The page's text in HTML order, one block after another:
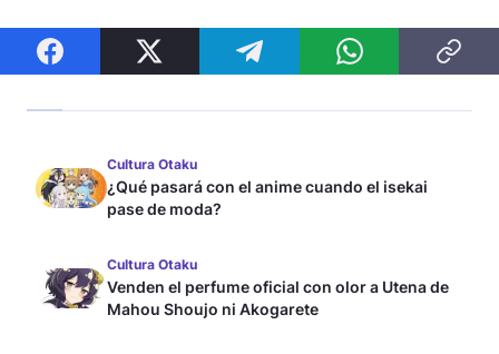
Cultura Otaku
¿Qué pasará con el anime cuando el isekai
pase de moda?
Cultura Otaku
Venden el perfume oficial con olor a Utena de
Mahou Shoujo ni Akogarete